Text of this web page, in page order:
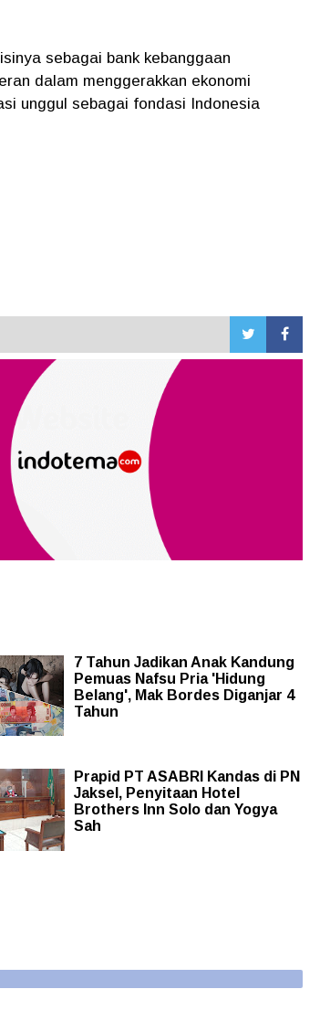
sebagai bank kebanggaan
dalam menggerakkan ekonomi
unggul sebagai fondasi Indonesia
7 Tahun Jadikan Anak Kandung
Pemuas Nafsu Pria 'Hidung
Belang', Mak Bordes Diganjar 4
Tahun
Prapid PT ASABRI Kandas di PN
Jaksel, Penyitaan Hotel
Brothers Inn Solo dan Yogya
Sah